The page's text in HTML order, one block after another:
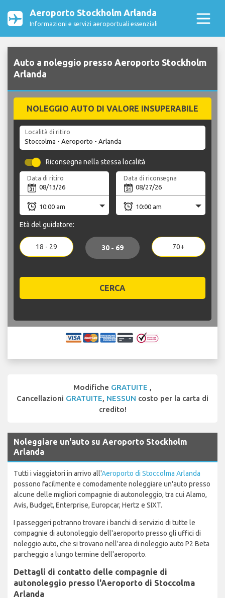
Aeroporto Stockholm Arlanda
Informazioni e servizi aeroportuali essenziali
Auto a noleggio presso Aeroporto Stockholm
Arlanda
NOLEGGIO AUTO DI VALORE INSUPERABILE
Località di ritiro
Riconsegna nella stessa località
Data di ritiro Data di riconsegna
Età del guidatore:
18 - 29 30 - 69 70+
CERCA
Modifiche GRATUITE ,
Cancellazioni GRATUITE, NESSUN costo per la carta di
credito!
Noleggiare un'auto su Aeroporto Stockholm
Arlanda
Tutti i viaggiatori in arrivo all'Aeroporto di Stoccolma Arlanda
possono facilmente e comodamente noleggiare un'auto presso
alcune delle migliori compagnie di autonoleggio, tra cui Alamo,
Avis, Budget, Enterprise, Europcar, Hertz e SIXT.
I passeggeri potranno trovare i banchi di servizio di tutte le
compagnie di autonoleggio dell'aeroporto presso gli uffici di
noleggio auto, che si trovano nell'area di noleggio auto P2 Beta
parcheggio a lungo termine dell'aeroporto.
Dettagli di contatto delle compagnie di
autonoleggio presso l'Aeroporto di Stoccolma
Arlanda